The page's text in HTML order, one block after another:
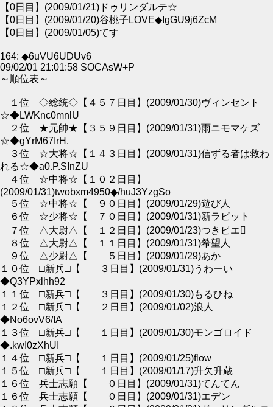
【0日目】(2009/01/21)ドゥリンダルテ☆
【0日目】(2009/01/20)谷桃子LOVE◆IgGU9j6ZcM
【0日目】(2009/01/05)てす
164: ◆6uVU6UDUv6
09/02/01 21:01:58 SOCAsW+P
～順位表～
１位 ◇総統◇【４５７日目】(2009/01/30)ヴィンセント
☆◆LWKnc0mnlU
２位 ★元帥★【３５９日目】(2009/01/31)雨ニモマケズ
☆◆gYrM67IrH.
３位 ☆大将☆【１４３日目】(2009/01/31)信ずる者は救わ
れる☆◆a0.P.SInZU
４位 ☆中将☆【１０２日目】
(2009/01/31)twobxm4950◆/huJ3YzgSo
５位 ☆中将☆【 ９０日目】(2009/01/29)遊び人
６位 ☆少将☆【 ７０日目】(2009/01/31)新ラビット
７位 △大尉△【 １２日目】(2009/01/23)つきピエ
８位 △大尉△【 １１日目】(2009/01/31)希望人
９位 △少尉△【 ５日目】(2009/01/29)あか
１０位 □新兵□【 ３日目】(2009/01/31)うわーい
◆Q3YPxlhh92
１１位 □新兵□【 ３日目】(2009/01/30)もるひね
１２位 □新兵□【 ２日目】(2009/01/02)浪人
◆No6ovV6/IA
１３位 □新兵□【 １日目】(2009/01/30)モンゴロイド
◆.kwI0zXhUI
１４位 □新兵□【 １日目】(2009/01/25)flow
１５位 □新兵□【 １日目】(2009/01/17)升欠升蔵
１６位 兵士志願【 ０日目】(2009/01/31)てんてん
１６位 兵士志願【 ０日目】(2009/01/31)エデン